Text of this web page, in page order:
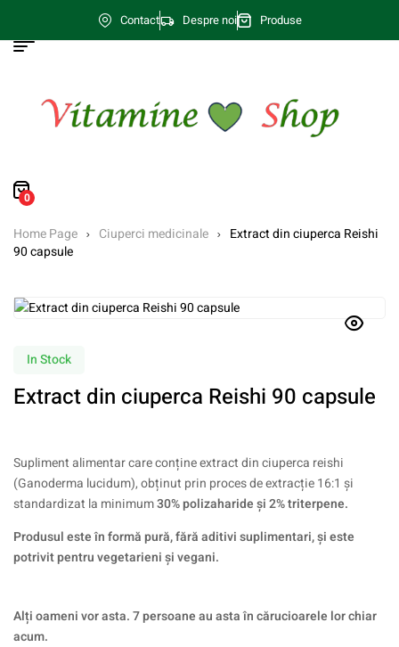
Contact Despre noi Produse
0
Home Page Ciuperci medicinale
Extract din ciuperca Reishi
90 capsule
In Stock
Extract din ciuperca Reishi 90 capsule
Supliment alimentar care conține extract din ciuperca reishi
(Ganoderma lucidum), obținut prin proces de extracție 16:1 și
standardizat la minimum30% polizaharide și 2% triterpene.
Produsul este în formă pură, fără aditivi suplimentari, și este
potrivit pentru vegetarieni și vegani.
Alți oameni vor asta. 7 persoane au asta în cărucioarele lor chiar
acum.